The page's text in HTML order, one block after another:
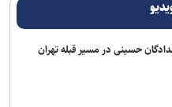
برگزار می‌کند
برجا گذاشت
در آمریکا
حسینی در مسیر قبله تهران